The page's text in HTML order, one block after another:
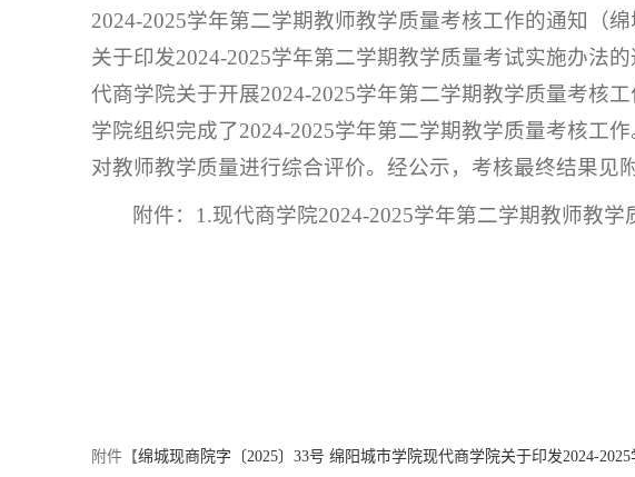
2024-2025学年第二学期教师教学质量考核工作的通知（
关于印发2024-2025学年第二学期教学质量考试实施办法
代商学院关于开展2024-2025学年第二学期教学质量考核
学院组织完成了2024-2025学年第二学期教学质量考核工
对教师教学质量进行综合评价。经公示，考核最终结果见附
附件：1.现代商学院2024-2025学年第二学期教师教学
附件【绵城现商院字〔2025〕33号 绵阳城市学院现代商学院关于印发2024-